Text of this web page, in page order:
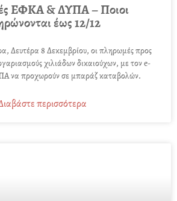
ΕΦΚΑ & ΔΥΠΑ – Ποιοι
έως 12/12
Δευτέρα 8 Δεκεμβρίου, οι πληρωμές προς
χιλιάδων δικαιούχων, με τον e-
να προχωρούν σε μπαράζ καταβολών.
περισσότερα